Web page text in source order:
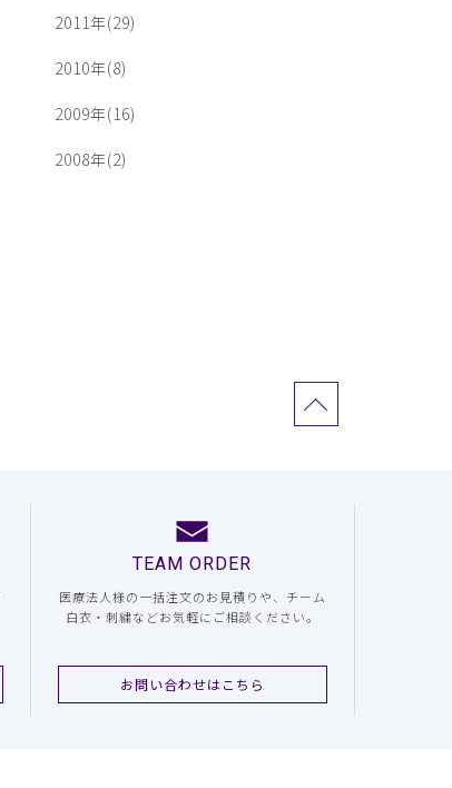
2011年(29)
2010年(8)
2009年(16)
2008年(2)
TEAM ORDER
医療法人様の一括注文のお見積りや、チーム
白衣・刺繍などお気軽にご相談ください。
お問い合わせはこちら